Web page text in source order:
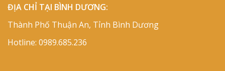
ĐỊA CHỈ TẠI BÌNH DƯƠNG:
Thành Phố Thuận An, Tỉnh Bình Dương
Hotline: 0989.685.236